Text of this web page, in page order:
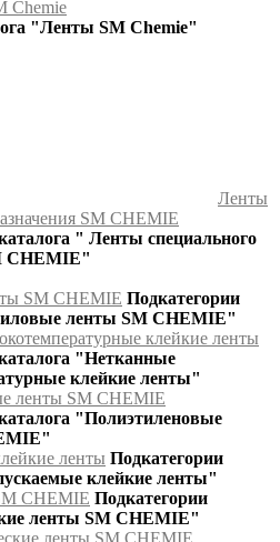
Chemie
"Ленты SM Chemie"
Ленты
SM CHEMIE
" Ленты специального
CHEMIE"
SM CHEMIE Подкатегории
ленты SM CHEMIE"
клейкие ленты
"Нетканные
клейкие ленты"
ленты SM CHEMIE
"Полиэтиленовые
ленты Подкатегории
клейкие ленты"
CHEMIE Подкатегории
ленты SM CHEMIE"
ленты SM CHEMIE